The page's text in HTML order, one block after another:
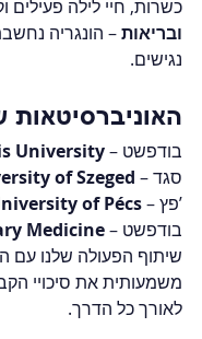
כשרות, חיי לילה פעילים
ובריאות – הונגריה
נגישים.
האוניברסיטאות
University
– בודפשט
of Szeged
– סגד
of Pécs
– פץ’
Medicine
– בודפשט
שיתוף הפעולה שלנו עם
משמעותית את סיכויי
לאורך כל הדרך.